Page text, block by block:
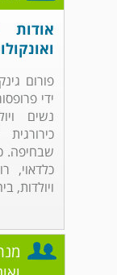
אודות
פורום
ידי
נשים
שבחיפה.
כלדאוי,
ויולדות,